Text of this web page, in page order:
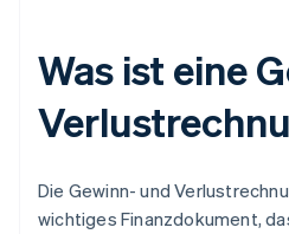
Was ist eine
Die Gewinn- und
wichtiges Finanzdokument,